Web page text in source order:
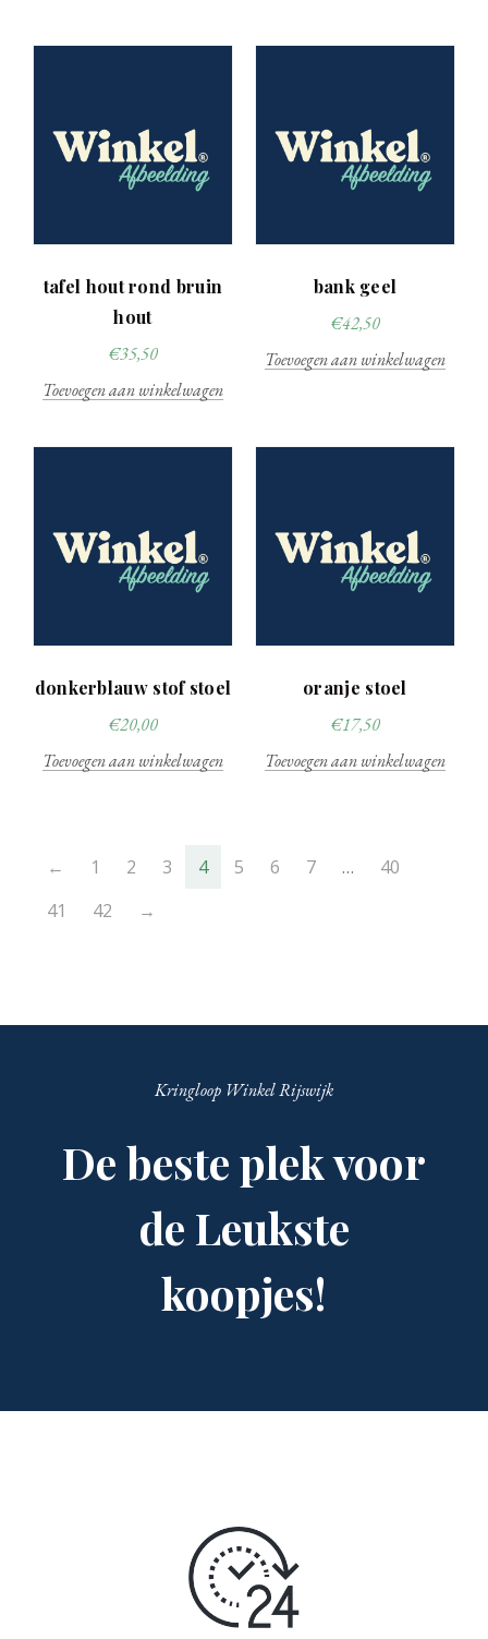
tafel hout rond bruin
hout
€35,50
Toevoegen aan winkelwagen
bank geel
€42,50
Toevoegen aan winkelwagen
donkerblauw stof stoel
€20,00
Toevoegen aan winkelwagen
oranje stoel
€17,50
Toevoegen aan winkelwagen
← 1 2 3 4 5 6 7 …
40
41
42 →
Kringloop Winkel Rijswijk
De beste plek voor
de Leukste
koopjes!